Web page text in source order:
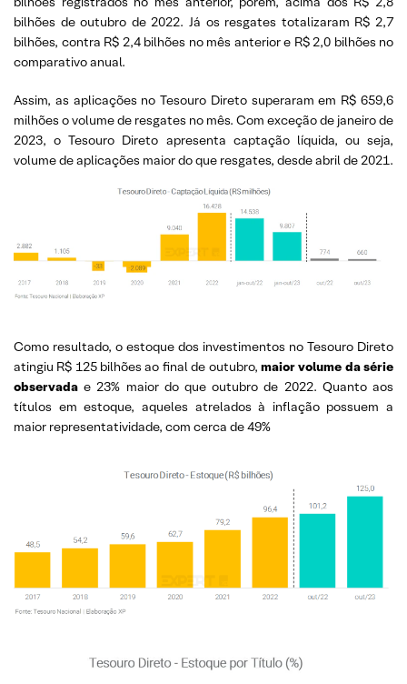
bilhões de outubro de 2022. Já os resgates totalizaram R$ 2,7
bilhões, contra R$ 2,4 bilhões no mês anterior e R$ 2,0 bilhões no
comparativo anual.
Assim, as aplicações no Tesouro Direto superaram em R$ 659,6
milhões o volume de resgates no mês. Com exceção de janeiro de
2023, o Tesouro Direto apresenta captação líquida, ou seja,
volume de aplicações maior do que resgates, desde abril de 2021.
Como resultado, o estoque dos investimentos no Tesouro Direto
atingiu R$ 125 bilhões ao final de outubro, maior volume da série
observada e 23% maior do que outubro de 2022. Quanto aos
títulos em estoque, aqueles atrelados à inflação possuem a
maior representatividade, com cerca de 49%